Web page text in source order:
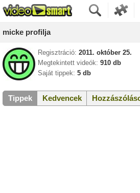
micke profilja
Regisztráció: 2011. október 25.
Megtekintett videók: 910 db
Saját tippek: 5 db
Tippek Kedvencek